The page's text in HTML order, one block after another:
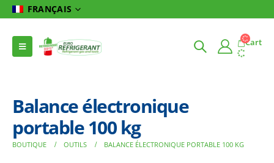
FRANÇAIS
Cart
Balance électronique
portable 100 kg
BOUTIQUE OUTILS BALANCE ÉLECTRONIQUE PORTABLE 100 KG